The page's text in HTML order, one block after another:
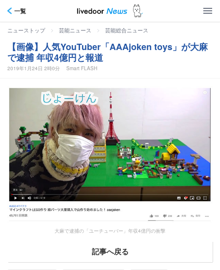
一覧
ニューストップ > 芸能ニュース > 芸能総合ニュース
【画像】人気YouTuber「AAAjoken toys」が大麻
で逮捕 年収4億円と報道
2019年1月24日 2時0分 Smart FLASH
大麻で逮捕の「ユーチューバー」年収4億円の衝撃
記事へ戻る